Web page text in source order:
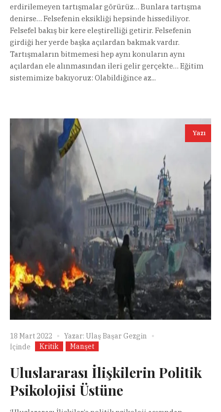
erdirilemeyen tartışmalar görürüz… Bunlara tartışma
denirse… Felsefenin eksikliği hepsinde hissediliyor.
Felsefel bakış bir kere eleştirelliği getirir. Felsefenin
girdiği her yerde başka açılardan bakmak vardır.
Tartışmaların bitmemesi hep aynı konuların aynı
açılardan ele alınmasından ileri gelir gerçekte… Eğitim
sistemimize bakıyoruz: Olabildiğince az...
Yazı
18 Mart 2022 Yazar: Ulaş Başar Gezgin
İçinde
Kritik Manşet
Uluslararası İlişkilerin Politik
Psikolojisi Üstüne